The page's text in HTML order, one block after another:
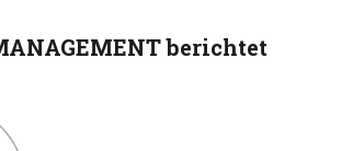
berichtet